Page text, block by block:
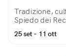
Tradizione,
Spiedo dei
25 set - 11 ott